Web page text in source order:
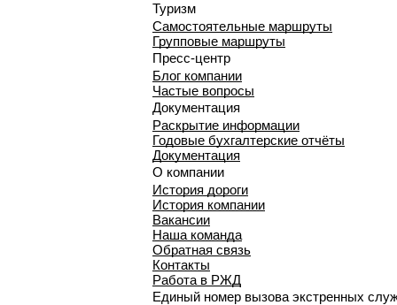
Туризм
Самостоятельные маршруты
Групповые маршруты
Пресс-центр
Блог компании
Частые вопросы
Документация
Раскрытие информации
Годовые бухгалтерские отчёты
Документация
О компании
История дороги
История компании
Вакансии
Наша команда
Обратная связь
Контакты
Работа в РЖД
Единый номер вызова экстренных